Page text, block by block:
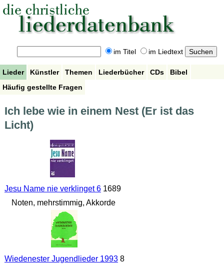
im Titel im Liedtext
Lieder Künstler Themen Liederbücher CDs
Bibel
Häufig gestellte Fragen
Ich lebe wie in einem Nest (Er ist das
Licht)
Jesu Name nie verklinget 61689
Noten, mehrstimmig, Akkorde
Wiedenester Jugendlieder 19938